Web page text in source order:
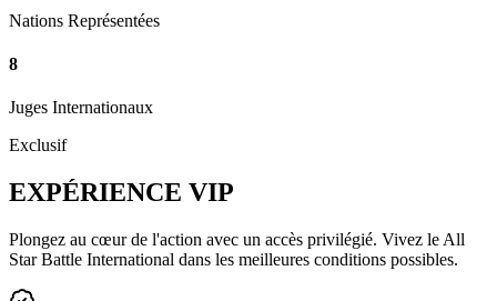
Nations Représentées
8
Juges Internationaux
Exclusif
EXPÉRIENCE VIP
Plongez au cœur de l'action avec un accès privilégié. Vivez le All
Star Battle International dans les meilleures conditions possibles.